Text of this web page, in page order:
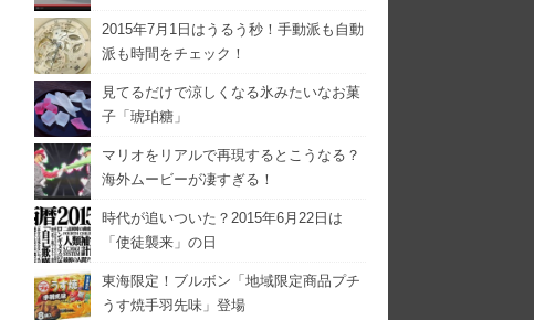
2015年7月1日はうるう秒！手動派も自動
派も時間をチェック！
見てるだけで涼しくなる氷みたいなお菓
子「琥珀糖」
マリオをリアルで再現するとこうなる？
海外ムービーが凄すぎる！
時代が追いついた？2015年6月22日は
「使徒襲来」の日
東海限定！ブルボン「地域限定商品プチ
うす焼手羽先味」登場